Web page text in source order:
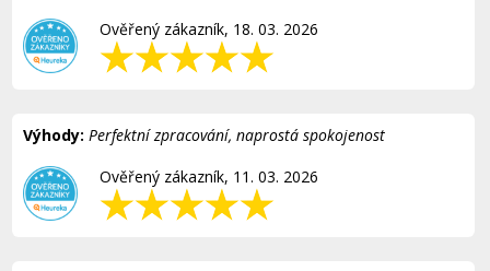
Ověřený zákazník, 18. 03. 2026
Výhody: Perfektní zpracování, naprostá spokojenost
Ověřený zákazník, 11. 03. 2026